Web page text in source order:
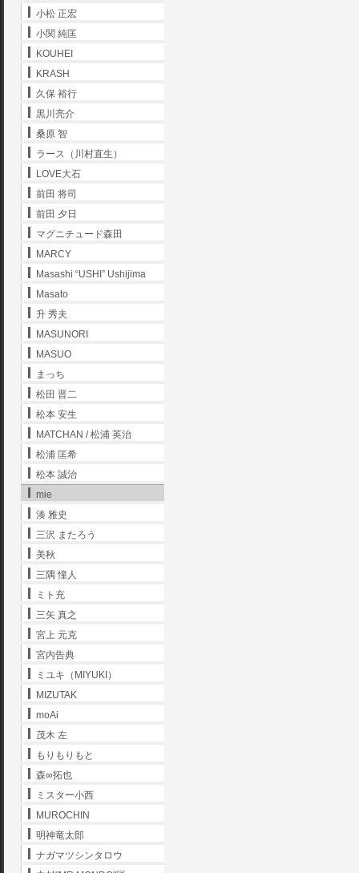
小松 正宏
小関 純匡
KOUHEI
KRASH
久保 裕行
黒川亮介
桑原 智
ラース（川村直生）
LOVE大石
前田 将司
前田 夕日
マグニチュード森田
MARCY
Masashi “USHI” Ushijima
Masato
升 秀夫
MASUNORI
MASUO
まっち
松田 晋二
松本 安生
MATCHAN / 松浦 英治
松浦 匡希
松本 誠治
mie
湊 雅史
三沢 またろう
美秋
三隅 憧人
ミト充
三矢 真之
宮上 元克
宮内告典
ミユキ（MIYUKI）
MIZUTAK
moAi
茂木 左
もりもりもと
森∞拓也
ミスター小西
MUROCHIN
明神竜太郎
ナガマツシンタロウ